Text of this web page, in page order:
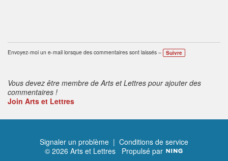
Envoyez-moi un e-mail lorsque des commentaires sont laissés – Suivre
Vous devez être membre de Arts et Lettres pour ajouter des
commentaires !
Join Arts et Lettres
Signaler un problème | Conditions de service
© 2026 Arts et Lettres Propulsé par